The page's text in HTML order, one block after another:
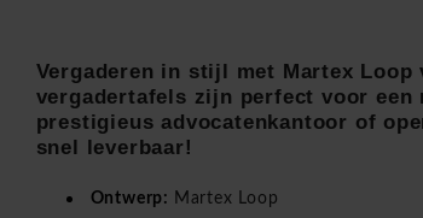
Vergaderen in stijl met Martex
vergadertafels zijn perfect voor een
prestigieus advocatenkantoor of
snel leverbaar!
Ontwerp: Martex Loop